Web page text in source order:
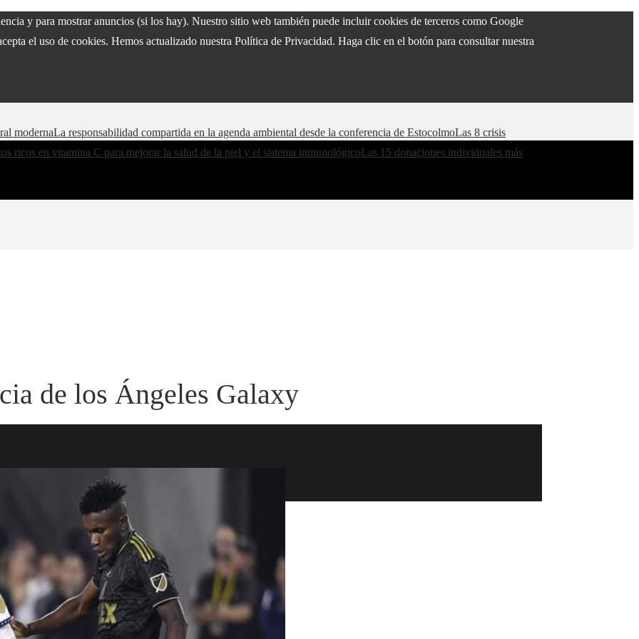
y para mostrar anuncios (si los hay). Nuestro sitio web también puede incluir cookies de terceros como Google
el uso de cookies. Hemos actualizado nuestra Política de Privacidad. Haga clic en el botón para consultar nuestra
modernaLa responsabilidad compartida en la agenda ambiental desde la conferencia de EstocolmoLas 8 crisis
ricos en vitamina C para mejorar la salud de la piel y el sistema inmunológicoLas 15 donaciones individuales más
de los Ángeles Galaxy